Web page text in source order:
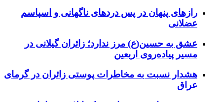
رازهای پنهان در پس دردهای ناگهانی و اسپاسم
عضلانی
عشق به حسین(ع) مرز ندارد؛ زائران گیلانی در
مسیر پیاده‌روی اربعین
هشدار نسبت به مخاطرات پوستی زائران در گرمای
عراق